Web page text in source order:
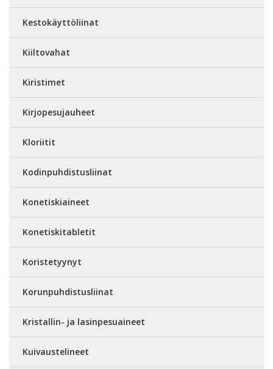
Kestokäyttöliinat
Kiiltovahat
Kiristimet
Kirjopesujauheet
Kloriitit
Kodinpuhdistusliinat
Konetiskiaineet
Konetiskitabletit
Koristetyynyt
Korunpuhdistusliinat
Kristallin- ja lasinpesuaineet
Kuivaustelineet